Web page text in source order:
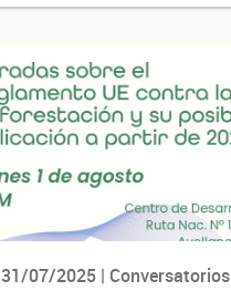
31/07/2025 | Conversatorios